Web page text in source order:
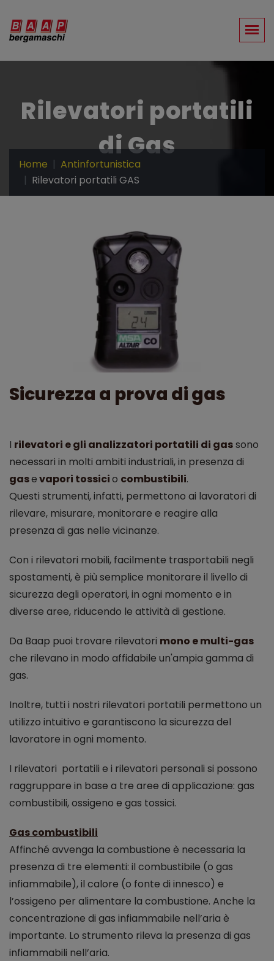
Rilevatori portatili
di Gas
Home
Antinfortunistica
Rilevatori portatili GAS
Sicurezza a prova di gas
I rilevatori e gli analizzatori portatili di gassono
necessari in molti ambiti industriali, in presenza di
gasevapori tossicio combustibili.
Questi strumenti, infatti, permettono ai lavoratori di
rilevare, misurare, monitorare e reagire alla
presenza di gas nelle vicinanze.
Con i rilevatori mobili, facilmente trasportabili negli
spostamenti, è più semplice monitorare il livello di
sicurezza degli operatori, in ogni momento e in
diverse aree, riducendo le attività di gestione.
Da Baap puoi trovare rilevatori mono e multi-gas
che rilevano in modo affidabile un'ampia gamma di
gas.
Inoltre, tutti i nostri rilevatori portatili permettono un
utilizzo intuitivo e garantiscono la sicurezza del
lavoratore in ogni momento.
I rilevatori portatili e i rilevatori personali si possono
raggruppare in base a tre aree di applicazione: gas
combustibili, ossigeno e gas tossici.
Gas combustibili
Affinché avvenga la combustione è necessaria la
presenza di tre elementi: il combustibile (o gas
infiammabile), il calore (o fonte di innesco) e
l’ossigeno per alimentare la combustione. Anche la
concentrazione di gas infiammabile nell’aria è
importante. Lo strumento rileva la presenza di gas
infiammabili nell’aria.